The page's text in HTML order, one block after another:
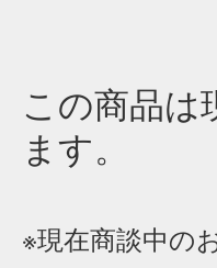
この商品は
ます。
※現在商談中の